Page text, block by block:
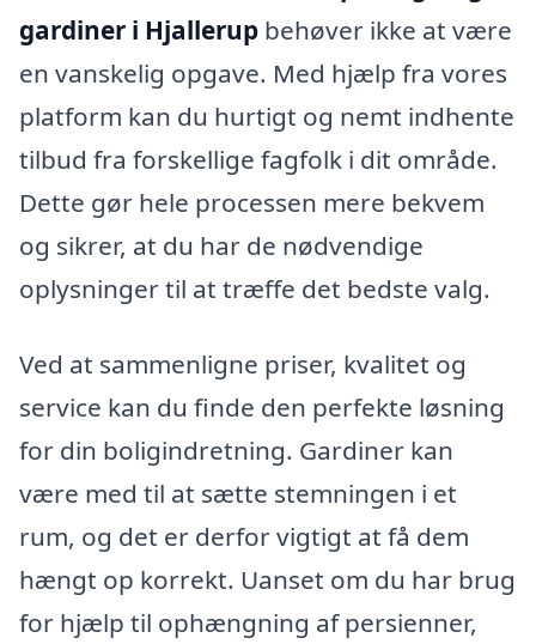
gardiner i Hjallerup behøver ikke at være
en vanskelig opgave. Med hjælp fra vores
platform kan du hurtigt og nemt indhente
tilbud fra forskellige fagfolk i dit område.
Dette gør hele processen mere bekvem
og sikrer, at du har de nødvendige
oplysninger til at træffe det bedste valg.
Ved at sammenligne priser, kvalitet og
service kan du finde den perfekte løsning
for din boligindretning. Gardiner kan
være med til at sætte stemningen i et
rum, og det er derfor vigtigt at få dem
hængt op korrekt. Uanset om du har brug
for hjælp til ophængning af persienner,